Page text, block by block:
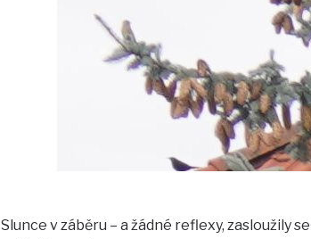
Slunce v záběru – a žádné reflexy, zasloužily